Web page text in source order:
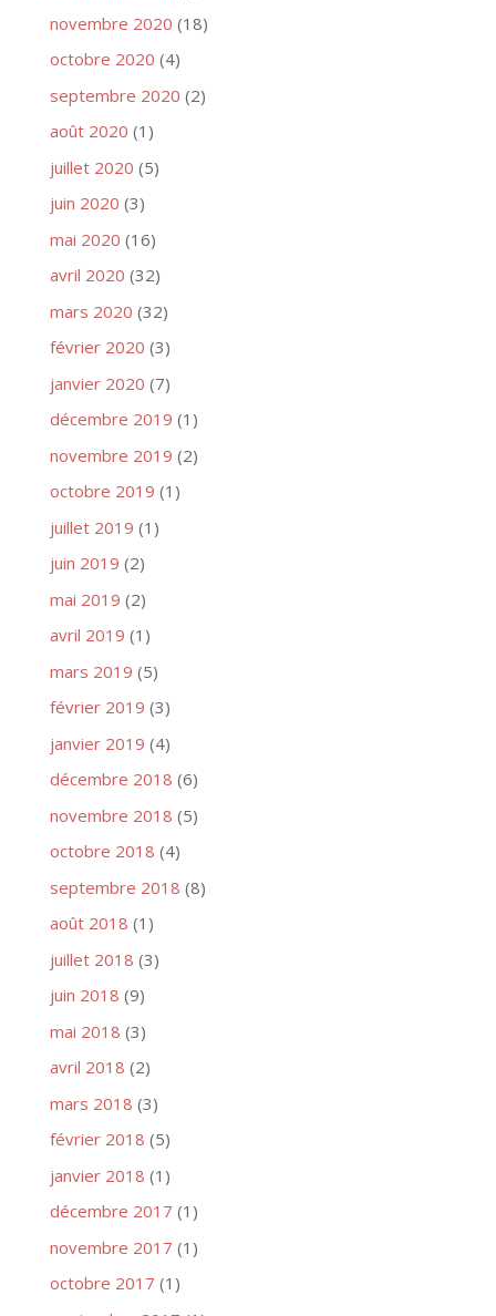
novembre 2020 (18)
octobre 2020 (4)
septembre 2020 (2)
août 2020 (1)
juillet 2020 (5)
juin 2020 (3)
mai 2020 (16)
avril 2020 (32)
mars 2020 (32)
février 2020 (3)
janvier 2020 (7)
décembre 2019 (1)
novembre 2019 (2)
octobre 2019 (1)
juillet 2019 (1)
juin 2019 (2)
mai 2019 (2)
avril 2019 (1)
mars 2019 (5)
février 2019 (3)
janvier 2019 (4)
décembre 2018 (6)
novembre 2018 (5)
octobre 2018 (4)
septembre 2018 (8)
août 2018 (1)
juillet 2018 (3)
juin 2018 (9)
mai 2018 (3)
avril 2018 (2)
mars 2018 (3)
février 2018 (5)
janvier 2018 (1)
décembre 2017 (1)
novembre 2017 (1)
octobre 2017 (1)